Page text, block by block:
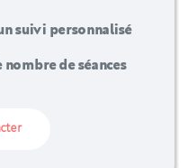
suivi personnalisé
de séances